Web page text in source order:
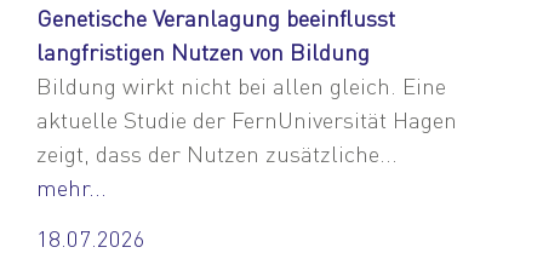
Genetische Veranlagung beeinflusst
langfristigen Nutzen von Bildung
Bildung wirkt nicht bei allen gleich. Eine
aktuelle Studie der FernUniversität Hagen
zeigt, dass der Nutzen zusätzliche...
mehr...
18.07.2026